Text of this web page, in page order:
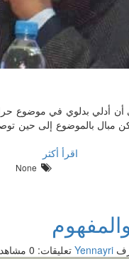
أن أدلي بدلوي في موضوع
مبال بالموضوع إلى حين
اقرأ أكثر
None
Yennayri تعليقات: 0